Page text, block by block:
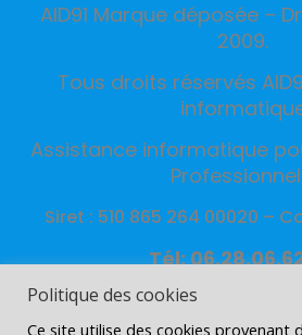
AID91 Marque déposée –
2009.
Tous droits réservés
Assistance informatique
Siret : 510 865 264 00020 –
Tél: